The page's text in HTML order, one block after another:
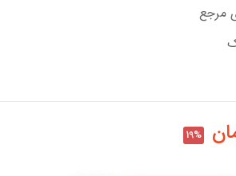
مرجع
19%